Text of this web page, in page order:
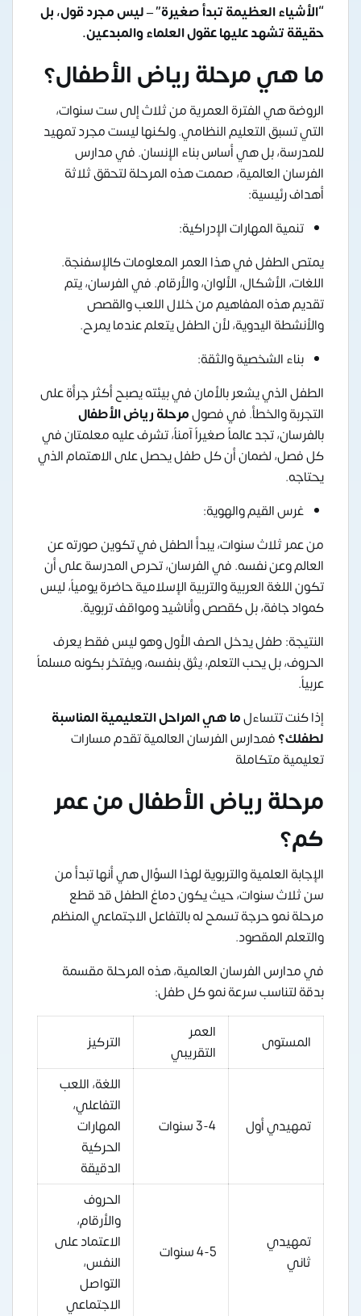
“الأشياء العظيمة تبدأ صغيرة” – ليس مجرد قول، بل
حقيقة تشهد عليها عقول العلماء والمبدعين.
ما هي مرحلة رياض الأطفال؟
الروضة هي الفترة العمرية من ثلاث إلى ست سنوات،
التي تسبق التعليم النظامي. ولكنها ليست مجرد تمهيد
للمدرسة، بل هي أساس بناء الإنسان. في مدارس
الفرسان العالمية، صممت هذه المرحلة لتحقق ثلاثة
أهداف رئيسية:
تنمية المهارات الإدراكية:
يمتص الطفل في هذا العمر المعلومات كالإسفنجة.
اللغات، الأشكال، الألوان، والأرقام. في الفرسان، يتم
تقديم هذه المفاهيم من خلال اللعب والقصص
والأنشطة اليدوية، لأن الطفل يتعلم عندما يمرح.
بناء الشخصية والثقة:
الطفل الذي يشعر بالأمان في بيئته يصبح أكثر جرأة على
التجربة والخطأ. في فصولمرحلة رياض الأطفال
بالفرسان، تجد عالماً صغيراً آمناً، تشرف عليه معلمتان في
كل فصل، لضمان أن كل طفل يحصل على الاهتمام الذي
يحتاجه.
غرس القيم والهوية:
من عمر ثلاث سنوات، يبدأ الطفل في تكوين صورته عن
العالم وعن نفسه. في الفرسان، تحرص المدرسة على أن
تكون اللغة العربية والتربية الإسلامية حاضرة يومياً، ليس
كمواد جافة، بل كقصص وأناشيد ومواقف تربوية.
النتيجة: طفل يدخل الصف الأول وهو ليس فقط يعرف
الحروف، بل يحب التعلم، يثق بنفسه، ويفتخر بكونه مسلماً
عربياً.
إذا كنت تتساءلما هي المراحل التعليمية المناسبة
لطفلك؟فمدارس الفرسان العالمية تقدم مسارات
تعليمية متكاملة
مرحلة رياض الأطفال من عمر
كم؟
الإجابة العلمية والتربوية لهذا السؤال هي أنها تبدأ من
سن ثلاث سنوات، حيث يكون دماغ الطفل قد قطع
مرحلة نمو حرجة تسمح له بالتفاعل الاجتماعي المنظم
والتعلم المقصود.
في مدارس الفرسان العالمية، هذه المرحلة مقسمة
بدقة لتناسب سرعة نمو كل طفل:
المستوى
العمر
التقريبي
التركيز
تمهيدي أول 3-4 سنوات
اللغة، اللعب
التفاعلي،
المهارات
الحركية
الدقيقة
تمهيدي
ثاني
4-5 سنوات
الحروف
والأرقام،
الاعتماد على
النفس،
التواصل
الاجتماعي